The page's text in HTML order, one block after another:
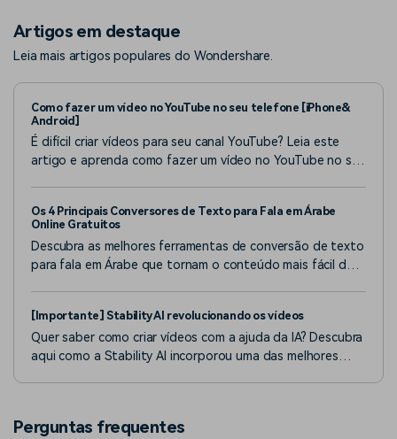
Artigos em destaque
Leia mais artigos populares do Wondershare.
Como fazer um vídeo no YouTube no seu telefone [iPhone&
Android]
É difícil criar vídeos para seu canal YouTube? Leia este
artigo e aprenda como fazer um vídeo no YouTube no seu
Os 4 Principais Conversores de Texto para Fala em Árabe
Online Gratuitos
Descubra as melhores ferramentas de conversão de texto
para fala em Árabe que tornam o conteúdo mais fácil de
recursos avançados de TTS.
[Importante] Stability AI revolucionando os vídeos
Quer saber como criar vídeos com a ajuda da IA? Descubra
aqui como a Stability AI incorporou uma das melhores
Perguntas frequentes